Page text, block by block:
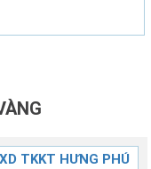
TKKT HƯNG PHÚ